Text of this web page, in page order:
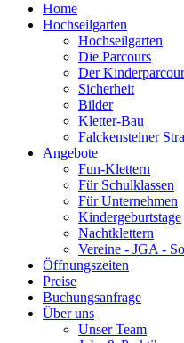
Home
Hochseilgarten
Hochseilgarten
Die Parcours
Der
Sicherheit
Bilder
Kletter-Bau
Falckensteiner
Angebote
Fun-Klettern
Für Schulklassen
Für Unternehmen
Kindergeburtstage
Nachtklettern
Vereine - JGA -
Öffnungszeiten
Preise
Buchungsanfrage
Über uns
Unser Team